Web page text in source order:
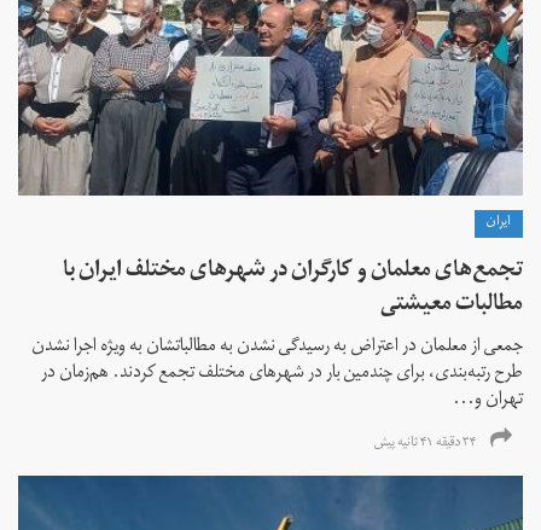
ايران
تجمع‌های معلمان و کارگران در شهرهای مختلف ایران با
مطالبات معیشتی
جمعی از معلمان در اعتراض به رسیدگی نشدن به مطالباتشان به ویژه اجرا نشدن
طرح رتبه‌بندی، برای چندمین بار در شهرهای مختلف تجمع کردند. هم‌زمان در
تهران و...
۳۴ دقیقه ۴۱ ثانیه پیش